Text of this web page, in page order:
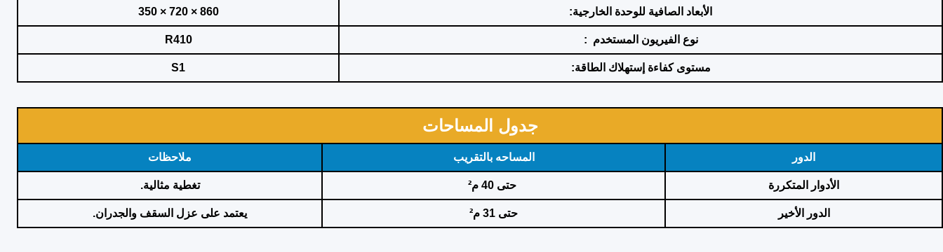
الأبعاد الصافية للوحدة الخارجية: 860 × 720 × 350
نوع الفيريون المستخدم : R410
مستوى كفاءة إستهلاك الطاقة: S1
جدول المساحات
الدور المساحه بالتقريب ملاحظات
الأدوار المتكررة حتى 40 م² تغطية مثالية.
الدور الأخير حتى 31 م² يعتمد على عزل السقف والجدران.